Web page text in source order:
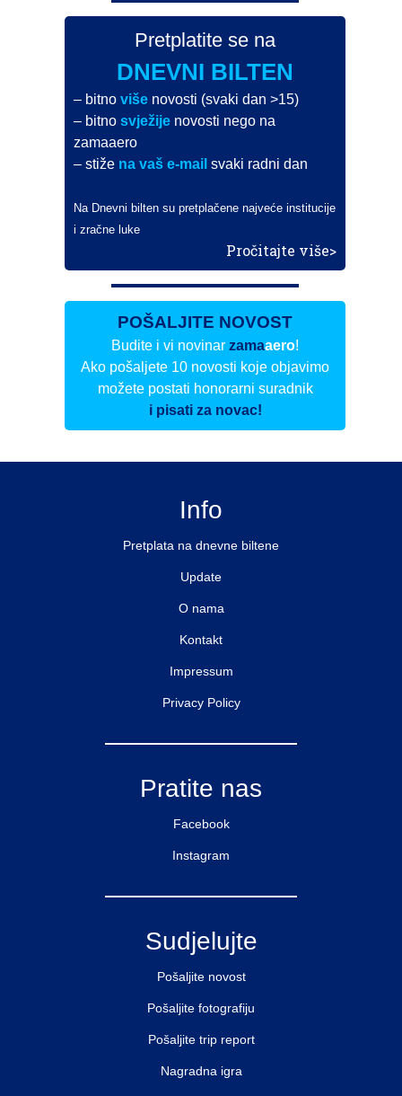
Pretplatite se na
DNEVNI BILTEN
– bitno višenovosti (svaki dan >15)
– bitno svježijenovosti nego na
zamaaero
– stiže na vaš e-mail svaki radni dan
Na Dnevni bilten su pretplačene najveće institucije
i zračne luke
Pročitajte više>
POŠALJITE NOVOST
Budite i vi novinar zamaaero!
Ako pošaljete 10 novosti koje objavimo
možete postati honorarni suradnik
i pisati za novac!
Info
Pretplata na dnevne biltene
Update
O nama
Kontakt
Impressum
Privacy Policy
Pratite nas
Facebook
Instagram
Sudjelujte
Pošaljite novost
Pošaljite fotografiju
Pošaljite trip report
Nagradna igra